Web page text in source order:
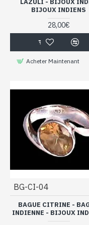
LAZULI - BIJOUX
BIJOUX INDIENS
28,00€
Acheter Maintenant
BG-CI-04
BAGUE CITRINE -
INDIENNE - BIJOUX